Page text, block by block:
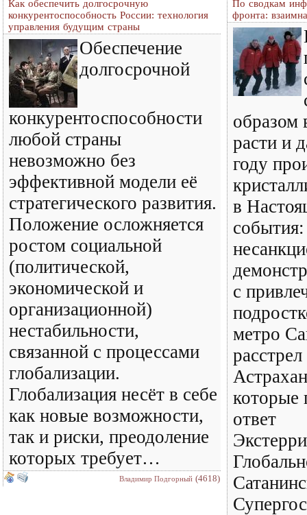
Как обеспечить долгосрочную
конкурентоспособность России: технология
управления будущим страны
Обеспечение
долгосрочной
конкурентоспособности
любой страны
невозможно без
эффективной модели её
стратегического развития.
Положение осложняется
ростом социальной
(политической,
экономической и
организационной)
нестабильности,
связанной с процессами
глобализации.
Глобализация несёт в себе
как новые возможности,
так и риски, преодоление
которых требует…
Владимир Подгорный (4618)
По сводкам
фронта:
образом
расти и
году
в
события:
с
метро
которые
ответ